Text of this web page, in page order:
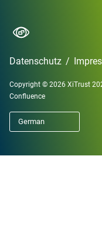
Datenschutz /
Copyright © 2026 XiTrust
Confluence
German